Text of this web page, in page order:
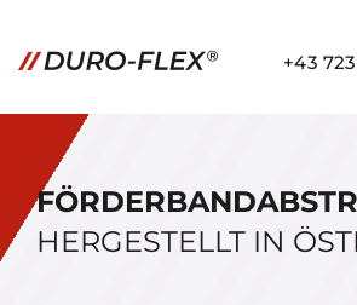
Inhalt
+43
PRODUKTE
HERGESTELLT IN